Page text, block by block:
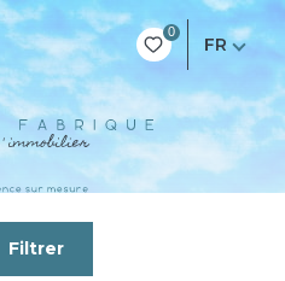
0
FR
Filtrer